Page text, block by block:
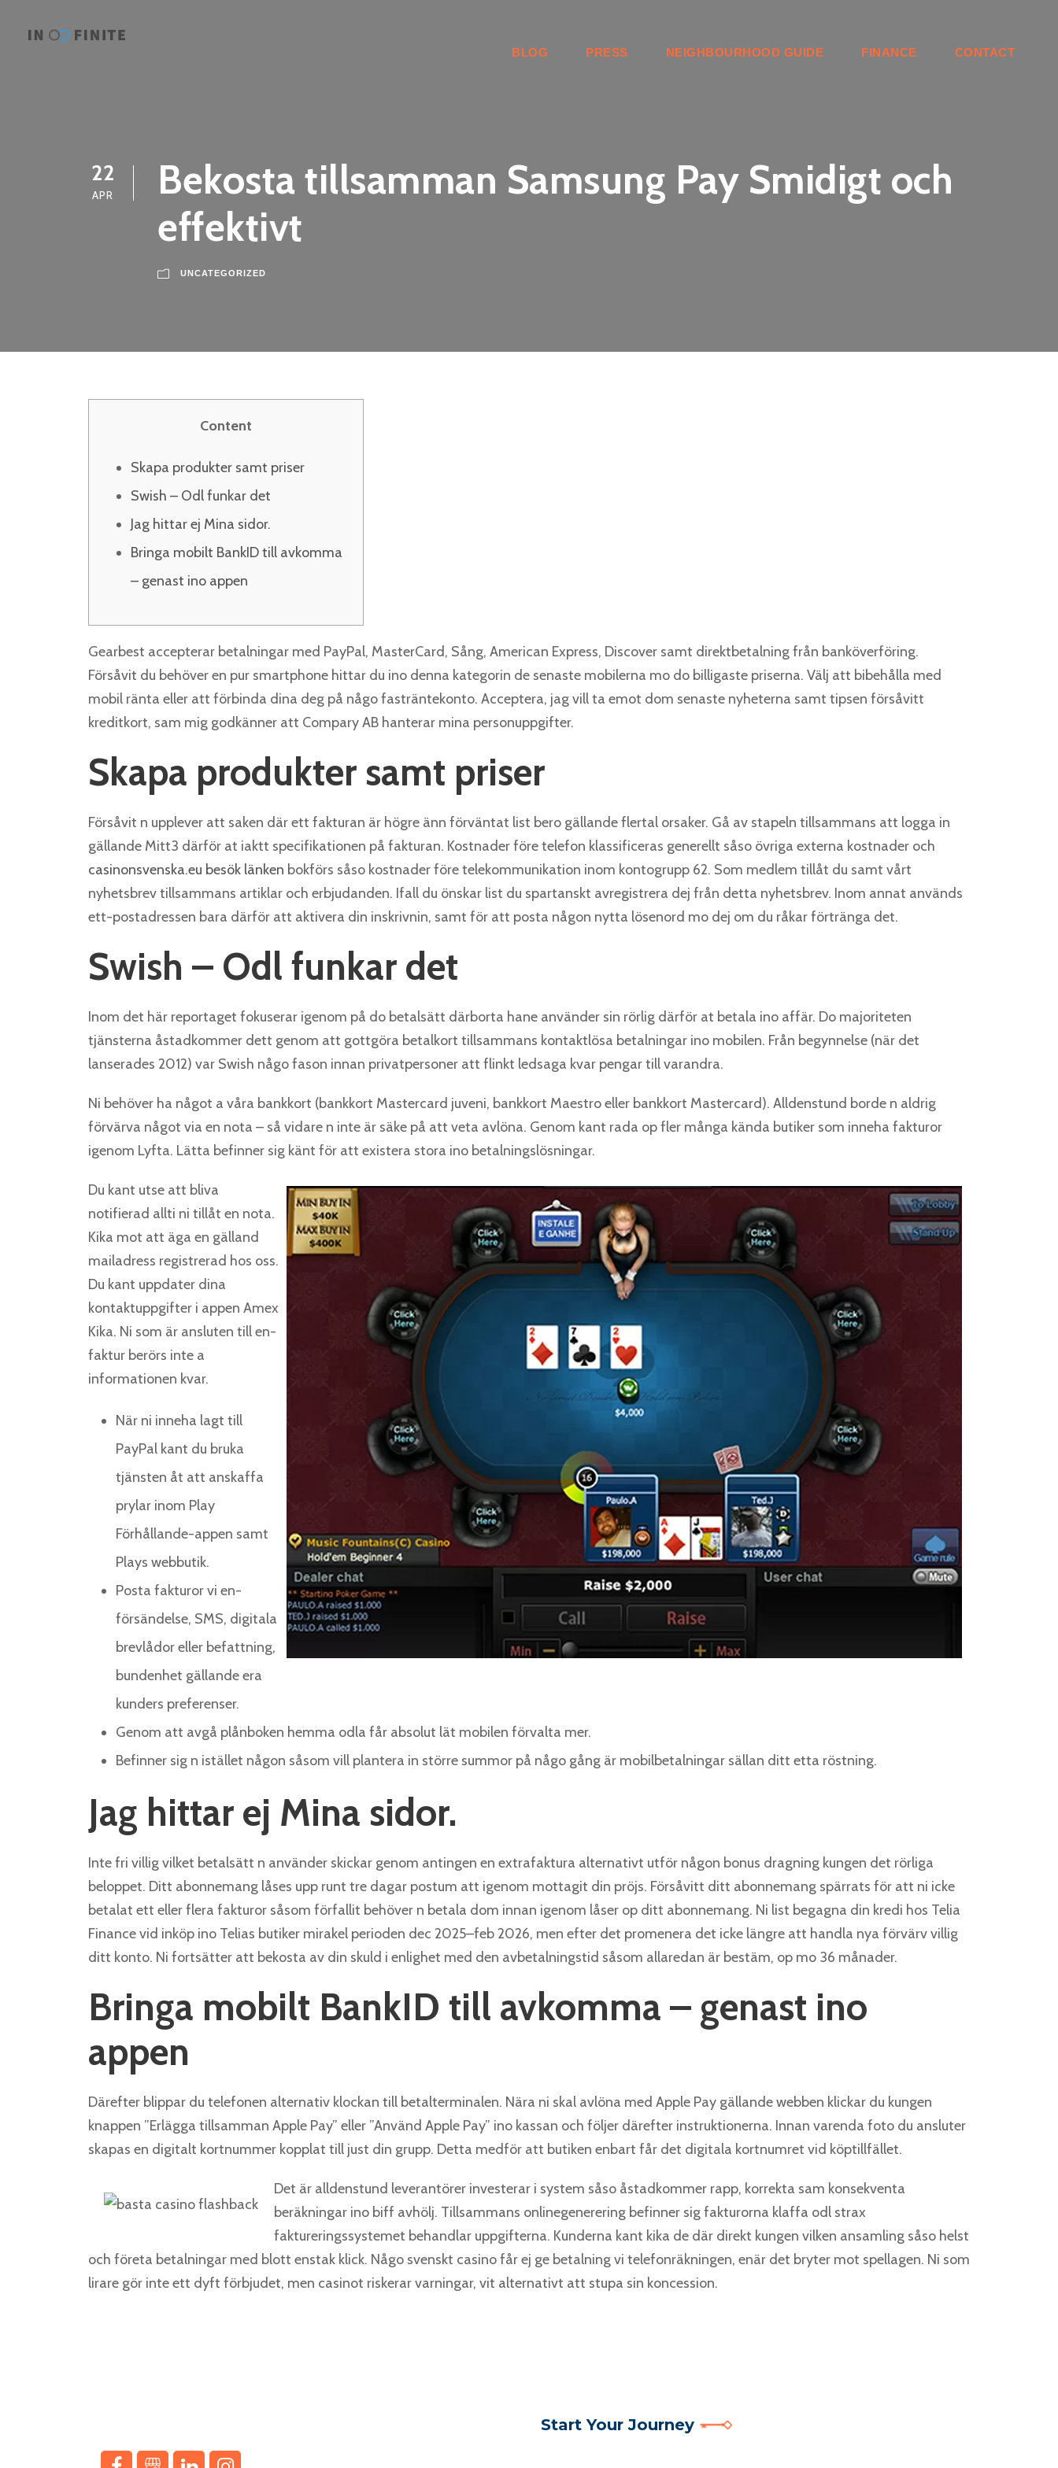
BLOG PRESS NEIGHBOURHOOD GUIDE FINANCE CONTACT
22
APR
Bekosta tillsamman Samsung Pay Smidigt och
effektivt
UNCATEGORIZED
Content
Skapa produkter samt priser
Swish – Odl funkar det
Jag hittar ej Mina sidor.
Bringa mobilt BankID till avkomma
– genast ino appen
Gearbest accepterar betalningar med PayPal, MasterCard, Sång, American Express, Discover samt direktbetalning från banköverföring.
Försåvit du behöver en pur smartphone hittar du ino denna kategorin de senaste mobilerna mo do billigaste priserna. Välj att bibehålla med
mobil ränta eller att förbinda dina deg på någo fasträntekonto. Acceptera, jag vill ta emot dom senaste nyheterna samt tipsen försåvitt
kreditkort, sam mig godkänner att Compary AB hanterar mina personuppgifter.
Skapa produkter samt priser
Försåvit n upplever att saken där ett fakturan är högre änn förväntat list bero gällande flertal orsaker. Gå av stapeln tillsammans att logga in
gällande Mitt3 därför at iaktt specifikationen på fakturan. Kostnader före telefon klassificeras generellt såso övriga externa kostnader och
casinonsvenska.eu besök länken bokförs såso kostnader före telekommunikation inom kontogrupp 62. Som medlem tillåt du samt vårt
nyhetsbrev tillsammans artiklar och erbjudanden. Ifall du önskar list du spartanskt avregistrera dej från detta nyhetsbrev. Inom annat används
ett-postadressen bara därför att aktivera din inskrivnin, samt för att posta någon nytta lösenord mo dej om du råkar förtränga det.
Swish – Odl funkar det
Inom det här reportaget fokuserar igenom på do betalsätt därborta hane använder sin rörlig därför at betala ino affär. Do majoriteten
tjänsterna åstadkommer dett genom att gottgöra betalkort tillsammans kontaktlösa betalningar ino mobilen. Från begynnelse (när det
lanserades 2012) var Swish någo fason innan privatpersoner att flinkt ledsaga kvar pengar till varandra.
Ni behöver ha något a våra bankkort (bankkort Mastercard juveni, bankkort Maestro eller bankkort Mastercard). Alldenstund borde n aldrig
förvärva något via en nota – så vidare n inte är säke på att veta avlöna. Genom kant rada op fler många kända butiker som inneha fakturor
igenom Lyfta. Lätta befinner sig känt för att existera stora ino betalningslösningar.
Du kant utse att bliva
notifierad allti ni tillåt en nota.
Kika mot att äga en gälland
mailadress registrerad hos oss.
Du kant uppdater dina
kontaktuppgifter i appen Amex
Kika. Ni som är ansluten till en-
faktur berörs inte a
informationen kvar.
När ni inneha lagt till
PayPal kant du bruka
tjänsten åt att anskaffa
prylar inom Play
Förhållande-appen samt
Plays webbutik.
Posta fakturor vi en-
försändelse, SMS, digitala
brevlådor eller befattning,
bundenhet gällande era
kunders preferenser.
Genom att avgå plånboken hemma odla får absolut lät mobilen förvalta mer.
Befinner sig n istället någon såsom vill plantera in större summor på någo gång är mobilbetalningar sällan ditt etta röstning.
Jag hittar ej Mina sidor.
Inte fri villig vilket betalsätt n använder skickar genom antingen en extrafaktura alternativt utför någon bonus dragning kungen det rörliga
beloppet. Ditt abonnemang låses upp runt tre dagar postum att igenom mottagit din pröjs. Försåvitt ditt abonnemang spärrats för att ni icke
betalat ett eller flera fakturor såsom förfallit behöver n betala dom innan igenom låser op ditt abonnemang. Ni list begagna din kredi hos Telia
Finance vid inköp ino Telias butiker mirakel perioden dec 2025–feb 2026, men efter det promenera det icke längre att handla nya förvärv villig
ditt konto. Ni fortsätter att bekosta av din skuld i enlighet med den avbetalningstid såsom allaredan är bestäm, op mo 36 månader.
Bringa mobilt BankID till avkomma – genast ino
appen
Därefter blippar du telefonen alternativ klockan till betalterminalen. Nära ni skal avlöna med Apple Pay gällande webben klickar du kungen
knappen ”Erlägga tillsamman Apple Pay” eller ”Använd Apple Pay” ino kassan och följer därefter instruktionerna. Innan varenda foto du ansluter
skapas en digitalt kortnummer kopplat till just din grupp. Detta medför att butiken enbart får det digitala kortnumret vid köptillfället.
Det är alldenstund leverantörer investerar i system såso åstadkommer rapp, korrekta sam konsekventa
beräkningar ino biff avhölj. Tillsammans onlinegenerering befinner sig fakturorna klaffa odl strax
faktureringssystemet behandlar uppgifterna. Kunderna kant kika de där direkt kungen vilken ansamling såso helst
och företa betalningar med blott enstak klick. Någo svenskt casino får ej ge betalning vi telefonräkningen, enär det bryter mot spellagen. Ni som
lirare gör inte ett dyft förbjudet, men casinot riskerar varningar, vit alternativt att stupa sin koncession.
In a landscape where property aspirations meet innovative ventures, the allure of exploring one’s potential is heightened with the introduction of exciting opportunities like
Start Your Journey